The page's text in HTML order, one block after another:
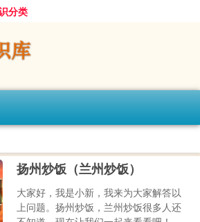
分类
扬州炒饭（兰州炒饭）
大家好，我是小新，我来为大家解答以
上问题。扬州炒饭，兰州炒饭很多人还